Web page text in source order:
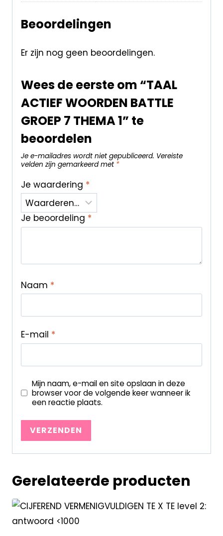
Beoordelingen
Er zijn nog geen beoordelingen.
Wees de eerste om “TAAL
ACTIEF WOORDEN BATTLE
GROEP 7 THEMA 1” te
beoordelen
Je e-mailadres wordt niet gepubliceerd. Vereiste
velden zijn gemarkeerd met *
Je waardering *
Je beoordeling *
Naam *
E-mail *
Mijn naam, e-mail en site opslaan in deze
browser voor de volgende keer wanneer ik
een reactie plaats.
Gerelateerde producten